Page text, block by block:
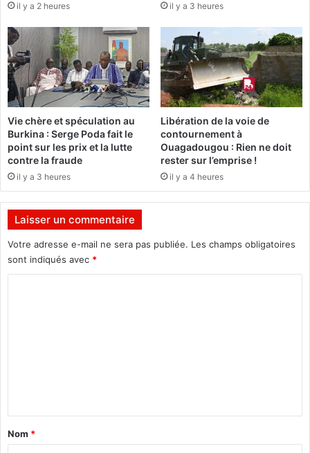
e
’
U
N
I
C
E
F
c
m
p
e
u
r
s
d
e
l
a
2
v
g
u
a
n
c
il y a 2 heures il y a 3 heures
Vie chère et spéculation au
Burkina : Serge Poda fait le
point sur les prix et la lutte
contre la fraude
il y a 3 heures
Libération de la voie de
contournement à
Ouagadougou : Rien ne doit
rester sur l’emprise !
il y a 4 heures
Laisser un commentaire
Votre adresse e-mail ne sera pas publiée. Les champs obligatoires
sont indiqués avec *
a
Nom *